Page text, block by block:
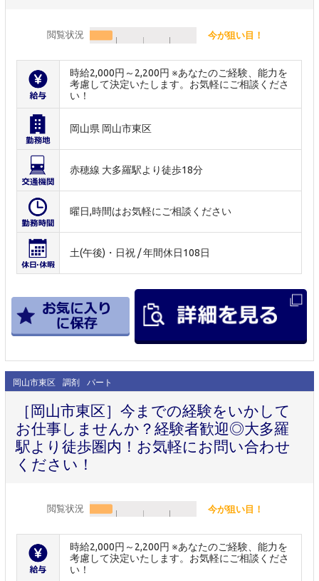
閲覧状況 今が狙い目！
時給2,000円～2,200円 ※あなたのご経験、能力を
考慮して決定いたします。お気軽にご相談くださ
い！
岡山県 岡山市東区
赤穂線 大多羅駅より徒歩18分
曜日,時間はお気軽にご相談ください
土(午後)・日祝 / 年間休日108日
岡山市東区 調剤 パート
［岡山市東区］今までの経験をいかして
お仕事しませんか？経験者歓迎◎大多羅
駅より徒歩圏内！お気軽にお問い合わせ
ください！
閲覧状況 今が狙い目！
時給2,000円～2,200円 ※あなたのご経験、能力を
考慮して決定いたします。お気軽にご相談くださ
い！